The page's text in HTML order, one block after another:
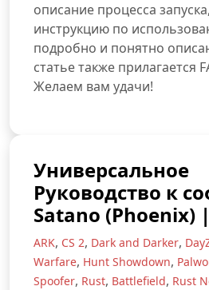
описание процесса
инструкцию по
подробно и понятно
статье также прилагается
Желаем вам удачи!
Универсальное
Руководство к
Satano (Phoenix)
ARK, CS 2, Dark and Darker,
Warfare, Hunt Showdown,
Spoofer, Rust, Battlefield, Rust